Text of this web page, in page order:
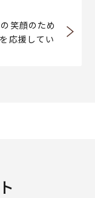
笑顔のため
応援してい